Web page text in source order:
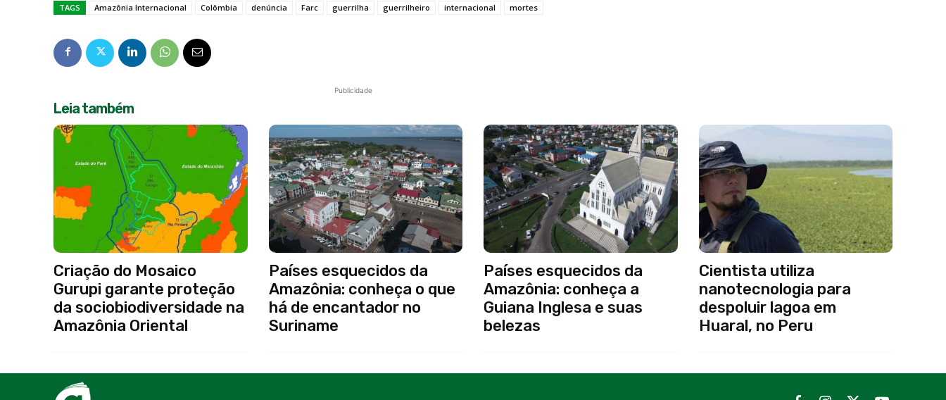
TAGS Amazônia Internacional Colômbia denúncia Farc guerrilha guerrilheiro internacional mortes
Publicidade
Leia também
Criação do Mosaico
Gurupi garante proteção
da sociobiodiversidade na
Amazônia Oriental
Países esquecidos da
Amazônia: conheça o que
há de encantador no
Suriname
Países esquecidos da
Amazônia: conheça a
Guiana Inglesa e suas
belezas
Cientista utiliza
nanotecnologia para
despoluir lagoa em
Huaral, no Peru